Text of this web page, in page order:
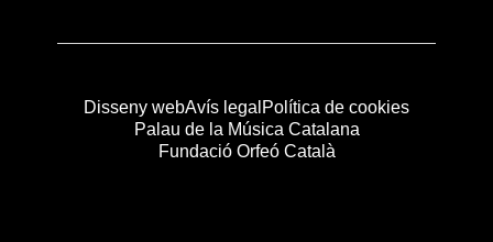
Disseny webAvís legal Política de cookies
Palau de la Música Catalana
Fundació Orfeó Català